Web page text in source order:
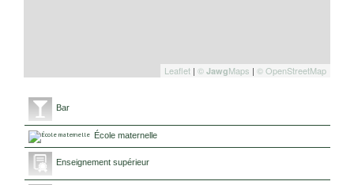
Leaflet | © JawgMaps | © OpenStreetMap
Bar
École maternelle
Enseignement supérieur